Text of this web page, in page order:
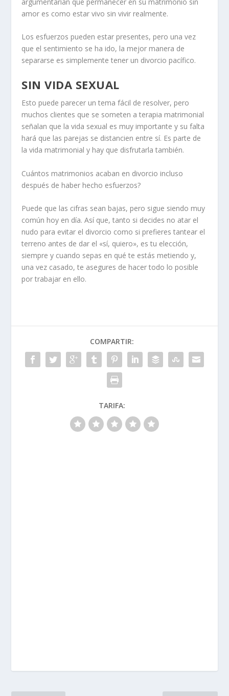
amor es como estar vivo sin vivir realmente.
Los esfuerzos pueden estar presentes, pero una vez
que el sentimiento se ha ido, la mejor manera de
separarse es simplemente tener un divorcio pacífico.
SIN VIDA SEXUAL
Esto puede parecer un tema fácil de resolver, pero
muchos clientes que se someten a terapia matrimonial
señalan que la vida sexual es muy importante y su falta
hará que las parejas se distancien entre sí. Es parte de
la vida matrimonial y hay que disfrutarla también.
Cuántos matrimonios acaban en divorcio incluso
después de haber hecho esfuerzos?
Puede que las cifras sean bajas, pero sigue siendo muy
común hoy en día. Así que, tanto si decides no atar el
nudo para evitar el divorcio como si prefieres tantear el
terreno antes de dar el «sí, quiero», es tu elección,
siempre y cuando sepas en qué te estás metiendo y,
una vez casado, te asegures de hacer todo lo posible
por trabajar en ello.
COMPARTIR:
TARIFA: